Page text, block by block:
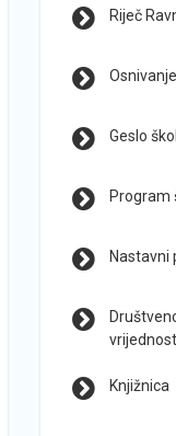
Riječ
Geslo
Program
Nastavni
Knjižnica